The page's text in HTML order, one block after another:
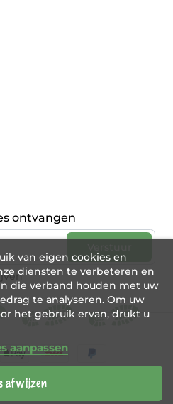
ontvangen
van eigen cookies en
diensten te verbeteren en
die verband houden met uw
te analyseren. Om uw
het gebruik ervan, drukt u
aanpassen
afwijzen
421 721